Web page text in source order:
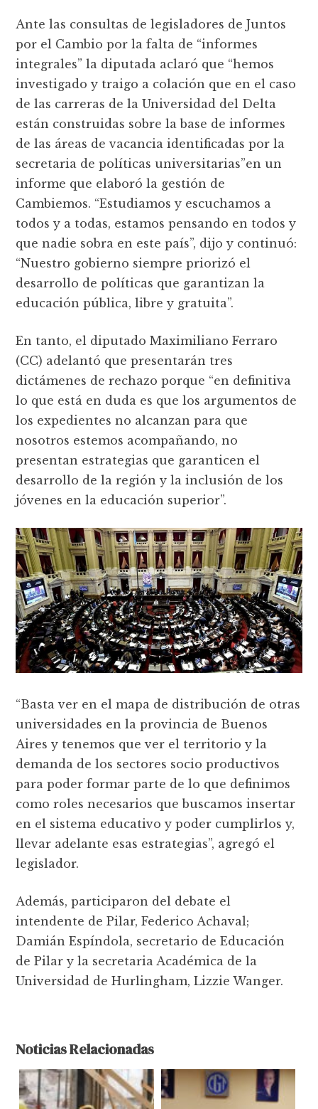
Ante las consultas de legisladores de Juntos
por el Cambio por la falta de “informes
integrales” la diputada aclaró que “hemos
investigado y traigo a colación que en el caso
de las carreras de la Universidad del Delta
están construidas sobre la base de informes
de las áreas de vacancia identificadas por la
secretaria de políticas universitarias”en un
informe que elaboró la gestión de
Cambiemos. “Estudiamos y escuchamos a
todos y a todas, estamos pensando en todos y
que nadie sobra en este país”, dijo y continuó:
“Nuestro gobierno siempre priorizó el
desarrollo de políticas que garantizan la
educación pública, libre y gratuita”.
En tanto, el diputado Maximiliano Ferraro
(CC) adelantó que presentarán tres
dictámenes de rechazo porque “en definitiva
lo que está en duda es que los argumentos de
los expedientes no alcanzan para que
nosotros estemos acompañando, no
presentan estrategias que garanticen el
desarrollo de la región y la inclusión de los
jóvenes en la educación superior”.
“Basta ver en el mapa de distribución de otras
universidades en la provincia de Buenos
Aires y tenemos que ver el territorio y la
demanda de los sectores socio productivos
para poder formar parte de lo que definimos
como roles necesarios que buscamos insertar
en el sistema educativo y poder cumplirlos y,
llevar adelante esas estrategias”, agregó el
legislador.
Además, participaron del debate el
intendente de Pilar, Federico Achaval;
Damián Espíndola, secretario de Educación
de Pilar y la secretaria Académica de la
Universidad de Hurlingham, Lizzie Wanger.
Noticias Relacionadas